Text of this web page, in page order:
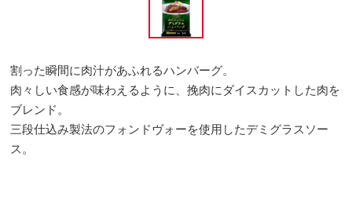
割った瞬間に肉汁があふれるハンバーグ。
肉々しい食感が味わえるように、挽肉にダイスカットした肉を
ブレンド。
三段仕込み製法のフォンドヴォーを使用したデミグラスソー
ス。